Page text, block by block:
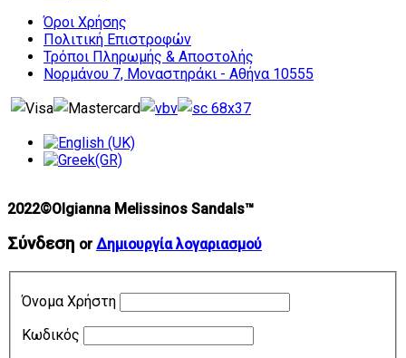
Όροι Χρήσης
Πολιτική Επιστροφών
Τρόποι Πληρωμής & Αποστολής
Νορμάνου 7, Μοναστηράκι - Αθήνα 10555
2022©Olgianna Melissinos Sandals™
Σύνδεση orΔημιουργία λογαριασμού
Όνομα Χρήστη
Κωδικός